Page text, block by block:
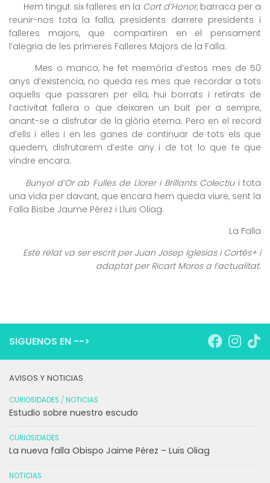
Hem tingut six falleres en la Cort d’Honor, barraca per a
reunir-nos tota la falla, presidents darrere presidents i
falleres majors, que compartiren en el pensament
l’alegria de les primeres Falleres Majors de la Falla.
Mes o manco, he fet memória d’estos mes de 50
anys d’existencia, no queda res mes que recordar a tots
aquells que passaren per ella, hui borrats i retirats de
l’activitat fallera o que deixaren un buit per a sempre,
anant-se a disfrutar de la glòria eterna. Pero en el record
d’ells i elles i en les ganes de continuar de tots els que
quedem, disfrutarem d’este any i de tot lo que te que
vindre encara.
Bunyol d’Or ab Fulles de Llorer i Brillants Colectiui tota
una vida per davant, que encara hem queda viure, sent la
Falla Bisbe Jaume Pérez i Lluis Oliag.
La Falla
Este relat va ser escrit per Juan Josep Iglesias i Cortés+ i
adaptat per Ricart Moros a l’actualitat.
SIGUENOS EN -->
AVISOS Y NOTICIAS
CURIOSIDADES / NOTICIAS
Estudio sobre nuestro escudo
CURIOSIDADES
La nueva falla Obispo Jaime Pérez – Luis Oliag
NOTICIAS